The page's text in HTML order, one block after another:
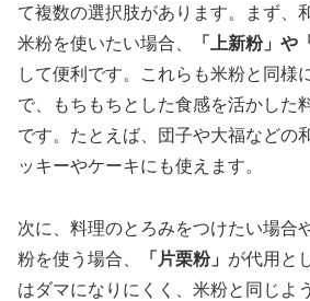
て複数の選択肢があります。まず、
米粉を使いたい場合、
「上新粉」や
して便利です。これらも米粉と同様
で、もちもちとした食感を活かした
です。たとえば、団子や大福などの
ッキーやケーキにも使えます。
次に、料理のとろみをつけたい場合
粉を使う場合、
「片栗粉」 が代用と
はダマになりにくく、米粉と同じよ